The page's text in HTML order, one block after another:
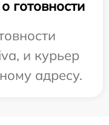
готовности
и курьер
адресу.